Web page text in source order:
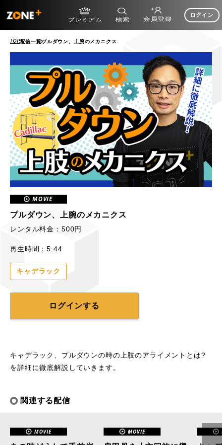
ログイン
TOP配信一覧プルダウン、上腕のメカニクス
MOVIE
プルダウン、上腕のメカニクス
レンタル料金：500円
再生時間：5:44
キャデラック
ログインする
キャデラック、プルダウンの時の上肢のアライメントとは?
を詳細に徹底解説していきます。
関連する配信
MOVIE MOVIE